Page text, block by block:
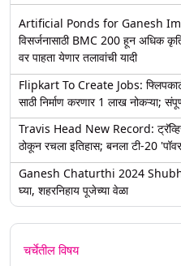
Artificial Ponds for Ganesh
विसर्जनासाठी BMC 200 हून अधिक
वर पाहता येणार तलावांची यादी
Flipkart To Create Jobs:
साठी निर्माण करणार 1 लाख नोकऱ्या;
Travis Head New Record:
ठोकून रचला इतिहास; बनला टी-20
Ganesh Chaturthi 2024 Shubh
घ्या, शहरनिहाय पूजेच्या वेळा
चर्चेतील विषय